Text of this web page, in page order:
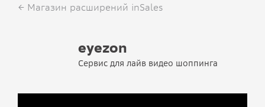
Магазин расширений inSales
eyezon
Сервис для лайв видео шоппинга